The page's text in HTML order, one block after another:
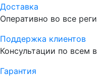
Доставка
Оперативно во все
Поддержка клиентов
Консультации по всем
Гарантия